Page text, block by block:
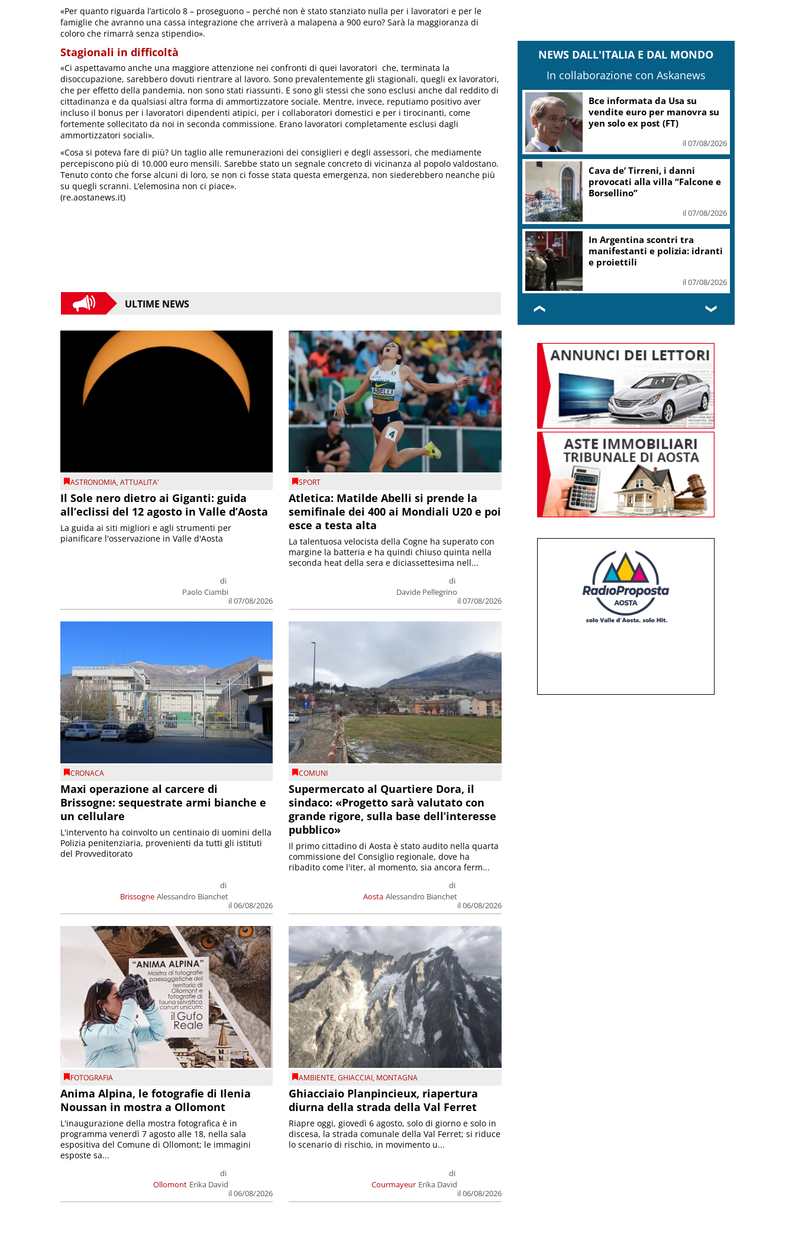
«Per quanto riguarda l’articolo 8 – proseguono – perché non è stato stanziato nulla per i lavoratori e per le
famiglie che avranno una cassa integrazione che arriverà a malapena a 900 euro? Sarà la maggioranza di
coloro che rimarrà senza stipendio».
Stagionali in difficoltà
«Ci aspettavamo anche una maggiore attenzione nei confronti di quei lavoratori che, terminata la
disoccupazione, sarebbero dovuti rientrare al lavoro. Sono prevalentemente gli stagionali, quegli ex lavoratori,
che per effetto della pandemia, non sono stati riassunti. E sono gli stessi che sono esclusi anche dal reddito di
cittadinanza e da qualsiasi altra forma di ammortizzatore sociale. Mentre, invece, reputiamo positivo aver
incluso il bonus per i lavoratori dipendenti atipici, per i collaboratori domestici e per i tirocinanti, come
fortemente sollecitato da noi in seconda commissione. Erano lavoratori completamente esclusi dagli
ammortizzatori sociali».
«Cosa si poteva fare di più? Un taglio alle remunerazioni dei consiglieri e degli assessori, che mediamente
percepiscono più di 10.000 euro mensili. Sarebbe stato un segnale concreto di vicinanza al popolo valdostano.
Tenuto conto che forse alcuni di loro, se non ci fosse stata questa emergenza, non siederebbero neanche più
su quegli scranni. L’elemosina non ci piace».
(re.aostanews.it)
ULTIME NEWS
ASTRONOMIA,ATTUALITA'
Il Sole nero dietro ai Giganti: guida
all’eclissi del 12 agosto in Valle d’Aosta
di
Paolo Ciambi
il 07/08/2026
La guida ai siti migliori e agli strumenti per
pianificare l'osservazione in Valle d'Aosta
SPORT
Atletica: Matilde Abelli si prende la
semifinale dei 400 ai Mondiali U20 e poi
esce a testa alta
di
Davide Pellegrino
il 07/08/2026
La talentuosa velocista della Cogne ha superato con
margine la batteria e ha quindi chiuso quinta nella
seconda heat della sera e diciassettesima nell...
CRONACA
Maxi operazione al carcere di
Brissogne: sequestrate armi bianche e
un cellulare
Brissogne
di
Alessandro Bianchet
il 06/08/2026
L'intervento ha coinvolto un centinaio di uomini della
Polizia penitenziaria, provenienti da tutti gli istituti
del Provveditorato
COMUNI
Supermercato al Quartiere Dora, il
sindaco: «Progetto sarà valutato con
grande rigore, sulla base dell’interesse
pubblico»
Aosta
di
Alessandro Bianchet
il 06/08/2026
Il primo cittadino di Aosta è stato audito nella quarta
commissione del Consiglio regionale, dove ha
ribadito come l'iter, al momento, sia ancora ferm...
FOTOGRAFIA
Anima Alpina, le fotografie di Ilenia
Noussan in mostra a Ollomont
Ollomont
di
Erika David
il 06/08/2026
L'inaugurazione della mostra fotografica è in
programma venerdì 7 agosto alle 18, nella sala
espositiva del Comune di Ollomont; le immagini
esposte sa...
AMBIENTE,GHIACCIAI, MONTAGNA
Ghiacciaio Planpincieux, riapertura
diurna della strada della Val Ferret
Courmayeur
di
Erika David
il 06/08/2026
Riapre oggi, giovedì 6 agosto, solo di giorno e solo in
discesa, la strada comunale della Val Ferret; si riduce
lo scenario di rischio, in movimento u...
NEWS DALL'ITALIA E DAL MONDO
In collaborazione con Askanews
Bce informata da Usa su
vendite euro per manovra su
yen solo ex post (FT)
il 07/08/2026
Cava de’ Tirreni, i danni
provocati alla villa “Falcone e
Borsellino”
il 07/08/2026
In Argentina scontri tra
manifestanti e polizia: idranti
e proiettili
il 07/08/2026
❮ ❯